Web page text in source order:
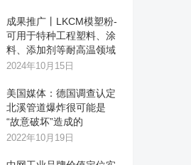
成果推广丨LKCM模塑粉-
可用于特种工程塑料、涂
料、添加剂等耐高温领域
2024年10月15日
美国媒体：德国调查认定
北溪管道爆炸很可能是
“故意破坏”造成的
2022年10月19日